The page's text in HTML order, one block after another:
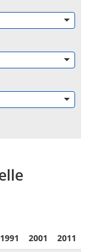
1991 2001 2011